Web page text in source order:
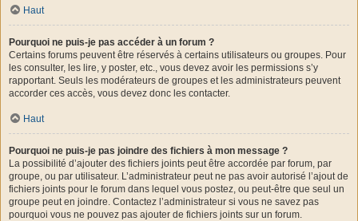
Haut
Pourquoi ne puis-je pas accéder à un forum ?
Certains forums peuvent être réservés à certains utilisateurs ou groupes. Pour
les consulter, les lire, y poster, etc., vous devez avoir les permissions s’y
rapportant. Seuls les modérateurs de groupes et les administrateurs peuvent
accorder ces accès, vous devez donc les contacter.
Haut
Pourquoi ne puis-je pas joindre des fichiers à mon message ?
La possibilité d’ajouter des fichiers joints peut être accordée par forum, par
groupe, ou par utilisateur. L’administrateur peut ne pas avoir autorisé l’ajout de
fichiers joints pour le forum dans lequel vous postez, ou peut-être que seul un
groupe peut en joindre. Contactez l’administrateur si vous ne savez pas
pourquoi vous ne pouvez pas ajouter de fichiers joints sur un forum.